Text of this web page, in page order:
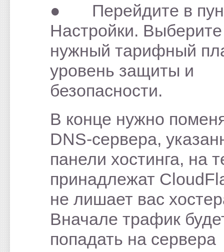
● Перейдите в
Настройки. Выберите
нужный тарифный
уровень защиты и
безопасности.
В конце нужно
DNS-сервера,
панели хостинга, на
принадлежат
не лишает вас
Вначале трафик
попадать на сервера